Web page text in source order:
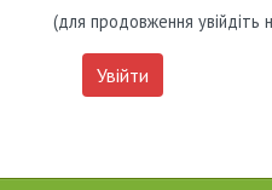
(для продовження увійдіть
Увійти